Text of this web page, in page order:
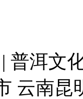
普洱文
云南昆